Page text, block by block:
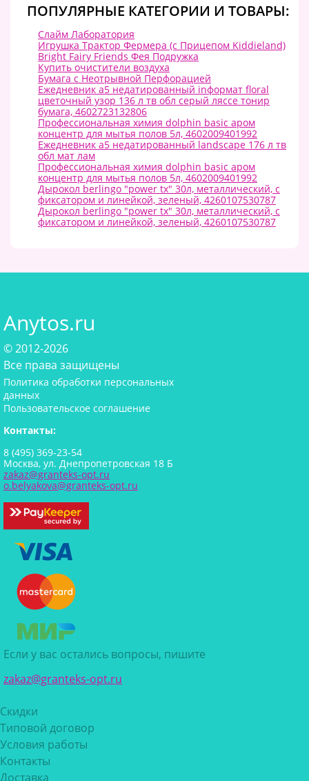
ПОПУЛЯРНЫЕ КАТЕГОРИИ И ТОВАРЫ:
Слайм Лаборатория
Игрушка Трактор Фермера (с Прицепом Kiddieland)
Bright Fairy Friends Фея Подружка
Купить очистители воздуха
Бумага с Неотрывной Перфорацией
Ежедневник а5 недатированный inформат floral
цветочный узор 136 л тв обл серый ляссе тонир
бумага, 4602723132806
Профессиональная химия dolphin basiс аром
концентр для мытья полов 5л, 4602009401992
Ежедневник а5 недатированный landscape 176 л тв
обл мат лам
Профессиональная химия dolphin basiс аром
концентр для мытья полов 5л, 4602009401992
Дырокол berlingo "power tx" 30л, металлический, с
фиксатором и линейкой, зеленый, 4260107530787
Дырокол berlingo "power tx" 30л, металлический, с
фиксатором и линейкой, зеленый, 4260107530787
Anytos.ru
© 2012-2026
Все права защищены
Политика обработки персональных
данных
Пользовательское соглашение
Контакты:
8 (495) 369-23-54
Москва, ул. Днепропетровская 18 Б
zakaz@granteks-opt.ru
o.belyakova@granteks-opt.ru
Если у вас остались вопросы, пишите
zakaz@granteks-opt.ru
Скидки
Типовой договор
Условия работы
Контакты
Доставка